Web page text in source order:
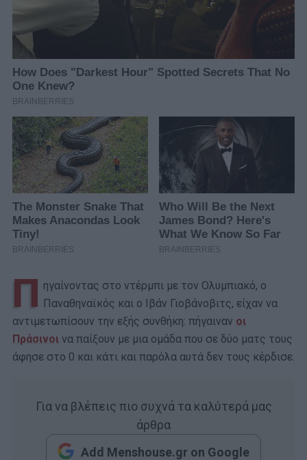
Π ηγαίνοντας στο ντέρμπι με τον Ολυμπιακό, ο
Παναθηναϊκός και ο Ιβάν Γιοβάνοβιτς, είχαν να
αντιμετωπίσουν την εξής συνθήκη: πήγαιναν οι
Πράσινοι να παίξουν με μια ομάδα που σε δύο ματς τους
άφησε στο 0 και κάτι και παρόλα αυτά δεν τους κέρδισε.
Για να βλέπεις πιο συχνά τα καλύτερά μας
άρθρα
Add Menshouse.gr on Google